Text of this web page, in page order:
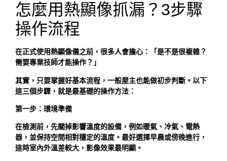
怎麼用熱顯像抓漏？3步驟
操作流程
在正式使用熱顯像儀之前，很多人會擔心：「是不是很複雜？
需要專業技師才能操作？」
其實，只要掌握好基本流程，一般屋主也能做初步判斷。以下
這三個步驟，就是最基礎的操作方法：
第一步：環境準備
在檢測前，先關掉影響溫度的設備，例如暖氣、冷氣、電熱
器，並保持空間相對穩定的溫度。最好選擇早晨或傍晚進行，
這時室內外溫差較大，影像效果最明顯。